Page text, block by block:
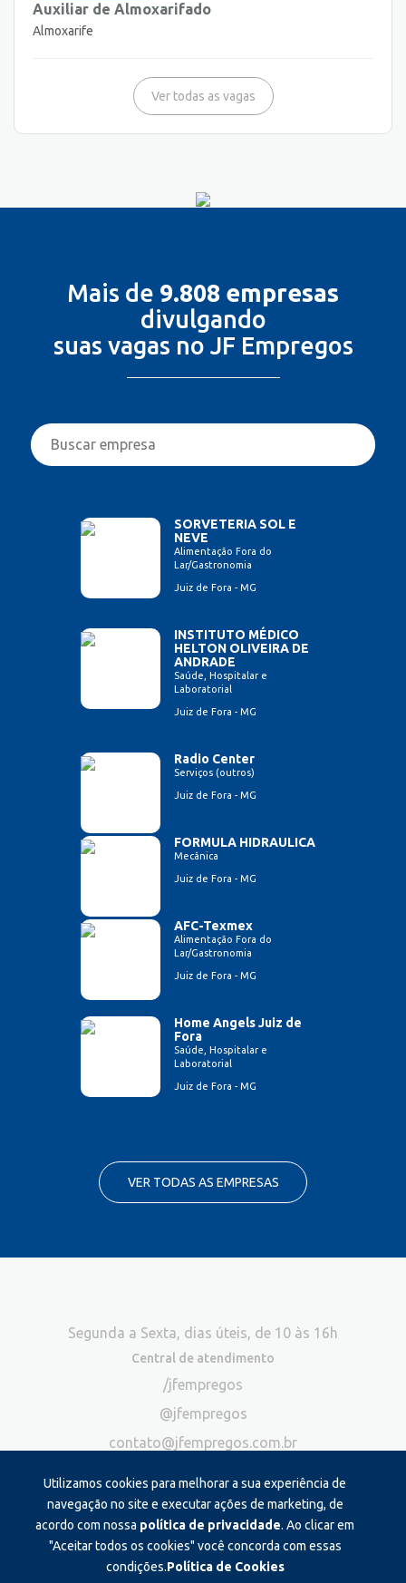
Auxiliar de Almoxarifado
Almoxarife
Ver todas as vagas
Mais de 9.808 empresas
divulgando
suas vagas no JF Empregos
SORVETERIA SOL E
NEVE
Alimentação Fora do
Lar/Gastronomia
Juiz de Fora - MG
INSTITUTO MÉDICO
HELTON OLIVEIRA DE
ANDRADE
Saúde, Hospitalar e
Laboratorial
Juiz de Fora - MG
Radio Center
Serviços (outros)
Juiz de Fora - MG
FORMULA HIDRAULICA
Mecânica
Juiz de Fora - MG
AFC-Texmex
Alimentação Fora do
Lar/Gastronomia
Juiz de Fora - MG
Home Angels Juiz de
Fora
Saúde, Hospitalar e
Laboratorial
Juiz de Fora - MG
VER TODAS AS EMPRESAS
Utilizamos cookies para melhorar a sua experiência de
navegação no site e executar ações de marketing, de
acordo com nossa política de privacidade. Ao clicar em
"Aceitar todos os cookies" você concorda com essas
condições.Política de Cookies
Segunda a Sexta, dias úteis, de 10 às 16h
Central de atendimento
/jfempregos
@jfempregos
contato@jfempregos.com.br
Publicidade
*Exclusivo para atendimento via chat. Não atendemos ligações neste
canal
Produzido e administrado por: